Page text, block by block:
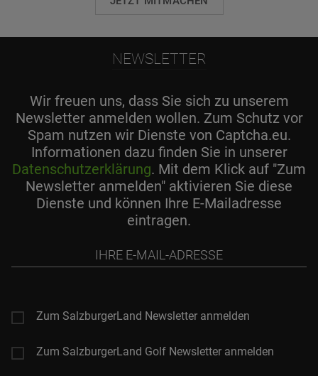
NEWSLETTER
Wir freuen uns, dass Sie sich zu unserem
Newsletter anmelden wollen. Zum Schutz vor
Spam nutzen wir Dienste von Captcha.eu.
Informationen dazu finden Sie in unserer
Datenschutzerklärung. Mit dem Klick auf "Zum
Newsletter anmelden" aktivieren Sie diese
Dienste und können Ihre E-Mailadresse
eintragen.
Mail-
Zum SalzburgerLand Newsletter anmelden
Zum SalzburgerLand Golf Newsletter anmelden